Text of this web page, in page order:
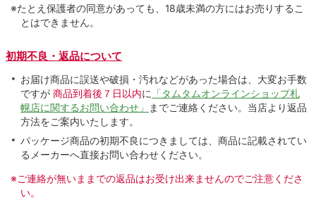
※たとえ保護者の同意があっても、18歳未満の方にはお売りするこ
とはできません。
初期不良・返品について
お届け商品に誤送や破損・汚れなどがあった場合は、大変お手数
ですが 商品到着後７日以内に 「タムタムオンラインショップ札
幌店に関するお問い合わせ」
までご連絡ください。当店より返品
方法をご案内いたします。
パッケージ商品の初期不良につきましては、商品に記載されてい
るメーカーへ直接お問い合わせください。
※ご連絡が無いままでの返品はお受け出来ませんのでご注意くださ
い。